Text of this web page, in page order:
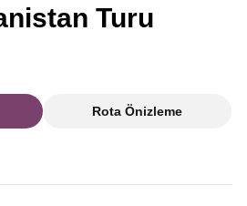
Turu
Rota Önizleme